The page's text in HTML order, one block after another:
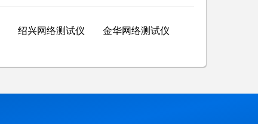
绍兴网络测试仪 金华网络测试仪